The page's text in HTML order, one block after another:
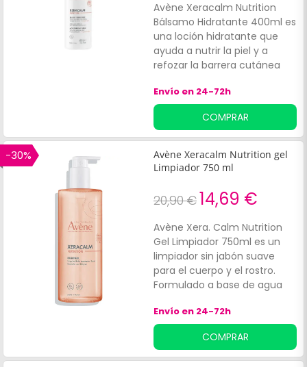
Avène Xeracalm Nutrition
Bálsamo Hidratante 400ml es
una loción hidratante que
ayuda a nutrir la piel y a
refozar la barrera cutánea
fórmula, con aceite de cardo
mariano y agua termal de
Avène, ofrece una acción
antisequedad y alivia la
tirantez, a la vez que le
proporciona hidratación
gracias a su textura untuosa,
no grasa ni pegajosa, resulta
muy fácil de aplicar y se
absorbe rápidamente.
Indicada para la piel sensible
y muy seca de toda la
familia.
Envío en 24-72h
COMPRAR
-30%
Avène Xeracalm Nutrition gel
Limpiador 750 ml
20,90 €14,69 €
Avène Xera. Calm Nutrition
Gel Limpiador 750ml es un
limpiador sin jabón suave
para el cuerpo y el rostro.
Formulado a base de agua
calmantes e hidratantes, con
un p. H fisiológico.
Envío en 24-72h
COMPRAR